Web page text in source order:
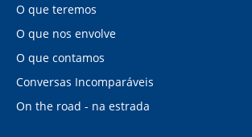
O que teremos
O que nos envolve
O que contamos
Conversas Incomparáveis
On the road - na estrada